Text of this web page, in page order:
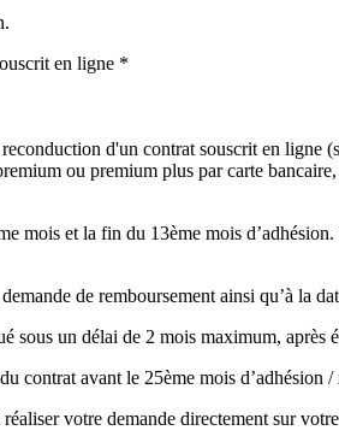
en ligne *
d'un contrat souscrit en
ou premium plus par carte
mois et la fin du 13ème mois
de remboursement ainsi qu’à la
sous un délai de 2 mois maximum, après
contrat avant le 25ème mois
votre demande directement sur